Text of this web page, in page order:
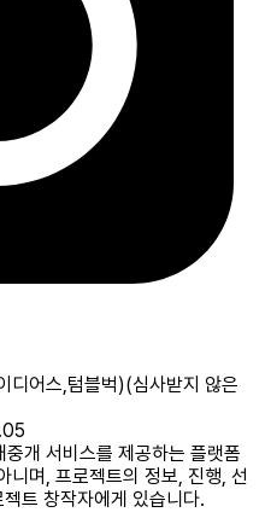
디어스,텀블벅)(심사받지 않은
개 서비스를 제공하는 플랫폼
니며, 프로젝트의 정보, 진행, 선
트 창작자에게 있습니다.